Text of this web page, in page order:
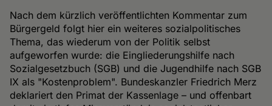
Nach dem kürzlich veröffentlichten Kommentar zum
Bürgergeld folgt hier ein weiteres sozialpolitisches
Thema, das wiederum von der Politik selbst
aufgeworfen wurde: die Eingliederungshilfe nach
Sozialgesetzbuch (SGB) und die Jugendhilfe nach SGB
IX als "Kostenproblem". Bundeskanzler Friedrich Merz
deklariert den Primat der Kassenlage – und offenbart